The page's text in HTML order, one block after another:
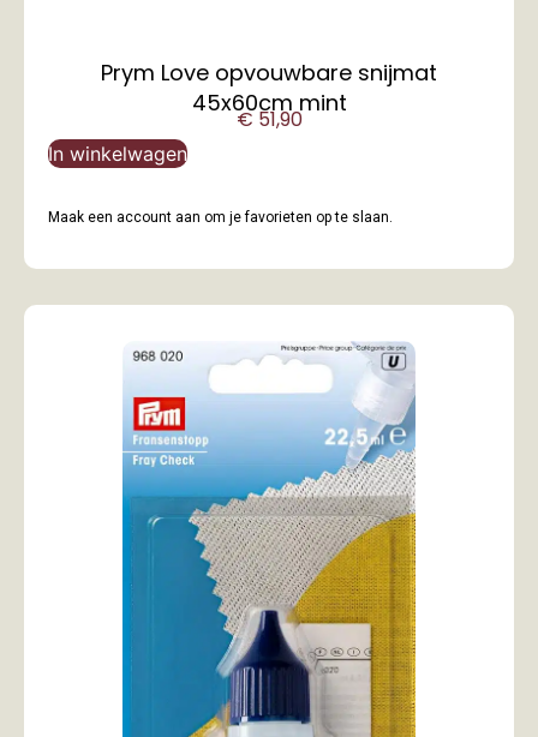
Prym Love opvouwbare snijmat
45x60cm mint
€51,90
In winkelwagen
Maak een account aan om je favorieten op te slaan.